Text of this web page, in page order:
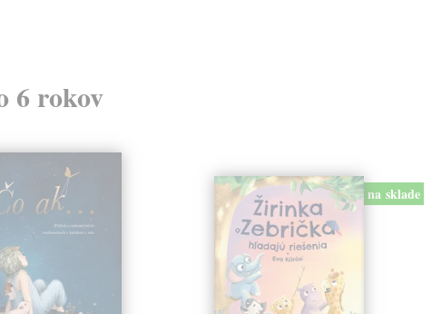
6 rokov
na sklade